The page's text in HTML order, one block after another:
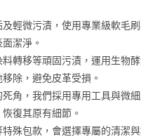
輕微污漬，使用專業級軟毛
潔淨。
轉移等頑固污漬，運用生物
除，避免皮革受損。
角，我們採用專用工具與微
復其原有細節。
殊包款，會選擇專屬的清潔